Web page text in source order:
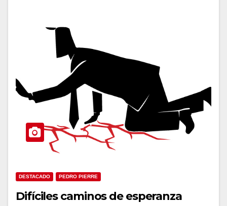
DESTACADO PEDRO PIERRE
Difíciles caminos de esperanza